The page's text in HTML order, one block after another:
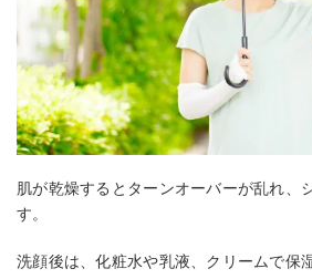
肌が乾燥するとターンオーバーが乱れ、
す。
洗顔後は、化粧水や乳液、クリームで保